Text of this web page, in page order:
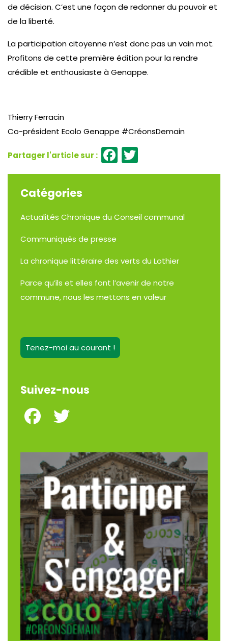
de décision. C’est une façon de redonner du pouvoir et
de la liberté.
La participation citoyenne n’est donc pas un vain mot.
Profitons de cette première édition pour la rendre
crédible et enthousiaste à Genappe.
Thierry Ferracin
Co-président Ecolo Genappe #CréonsDemain
Facebook
Catégories
Actualités Chronique du Conseil communal
Communiqués de presse
La chronique littéraire des verts du Lothier
Parce qu’ils et elles font l’avenir de notre
commune, nous les mettons en valeur
Tenez-moi au courant !
Suivez-nous